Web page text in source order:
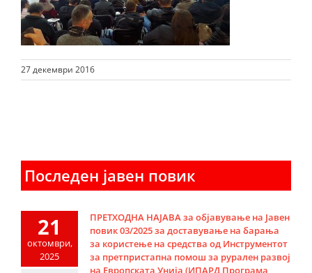
27 декември 2016
Последен јавен повик
21
октомври,
2025
ПРЕТХОДНА НАЈАВА за објавување на Јавен
повик 03/2025 за доставување на барања
за користење на средства од Инструментот
за претпристапна помош за рурален развој
на Европската Унија (ИПАРД Програма